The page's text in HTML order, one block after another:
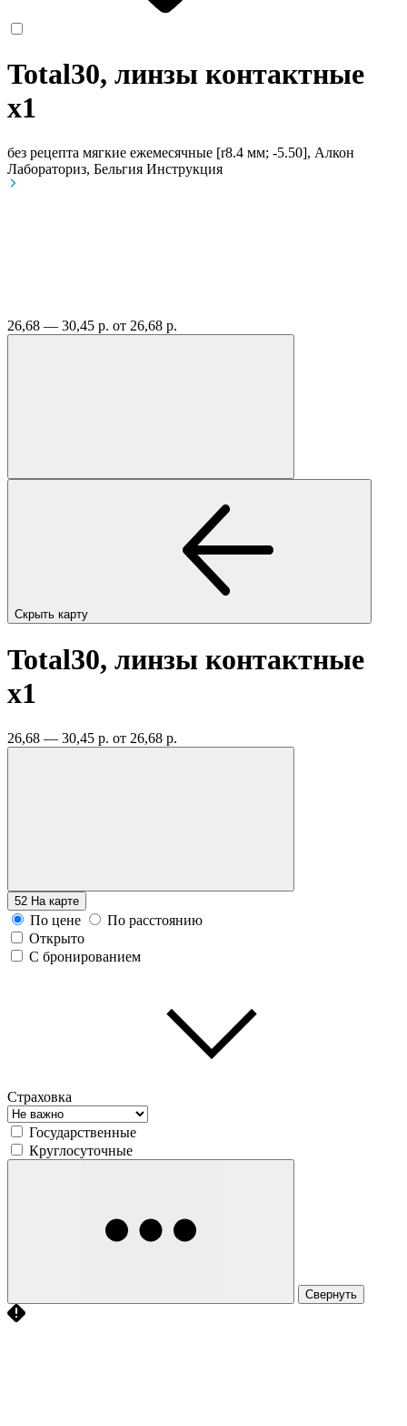
Total30, линзы контактные
x1
без рецепта мягкие ежемесячные [r8.4 мм; -5.50], Алкон
Лабораториз, Бельгия Инструкция
26,68 — 30,45 р. от 26,68 р.
Скрыть карту
Total30, линзы контактные
x1
26,68 — 30,45 р. от 26,68 р.
52 На карте
По цене
По расстоянию
Открыто
С бронированием
Страховка
Государственные
Круглосуточные
Свернуть